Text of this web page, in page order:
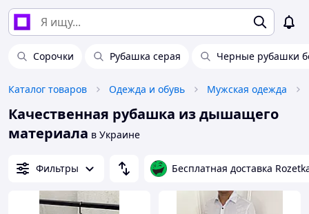
Сорочки Рубашка серая Черные рубашки
Каталог товаров Одежда и обувь Мужская одежда
Качественная рубашка из дышащего
материала в Украине
Фильтры Бесплатная доставка